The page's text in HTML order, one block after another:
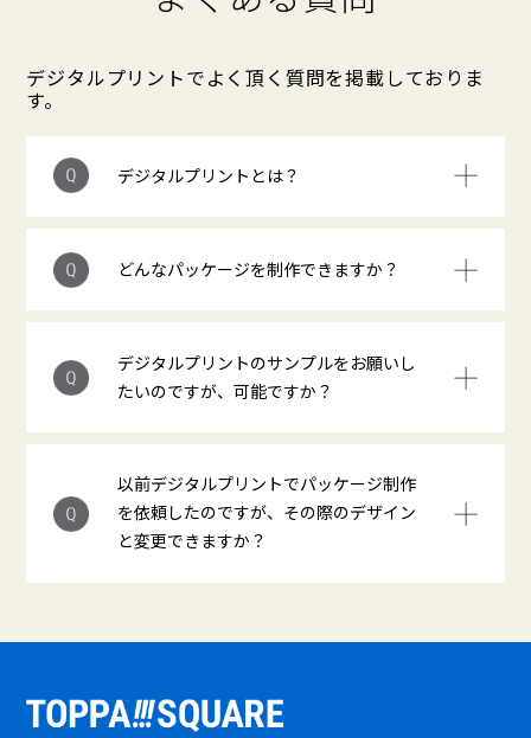
デジタルプリントでよく頂く質問を掲載しておりま
す。
デジタルプリントとは？
どんなパッケージを制作できますか？
デジタルプリントのサンプルをお願いし
たいのですが、可能ですか？
以前デジタルプリントでパッケージ制作
を依頼したのですが、その際のデザイン
と変更できますか？